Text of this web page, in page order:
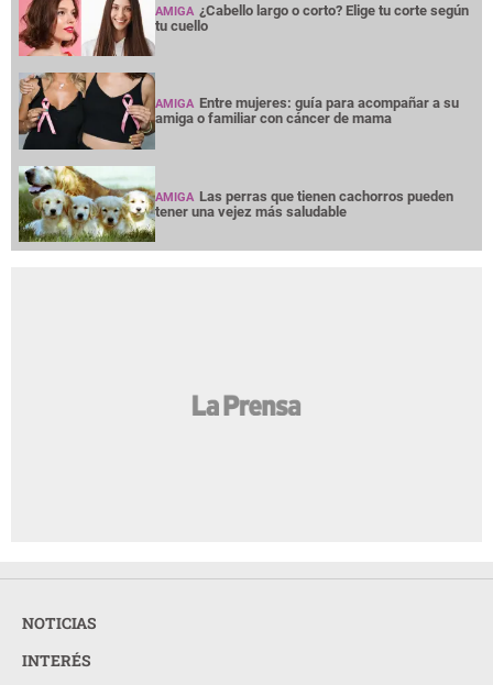
AMIGA ¿Cabello largo o corto? Elige tu corte según
tu cuello
AMIGA Entre mujeres: guía para acompañar a su
amiga o familiar con cáncer de mama
AMIGA Las perras que tienen cachorros pueden
tener una vejez más saludable
NOTICIAS
INTERÉS